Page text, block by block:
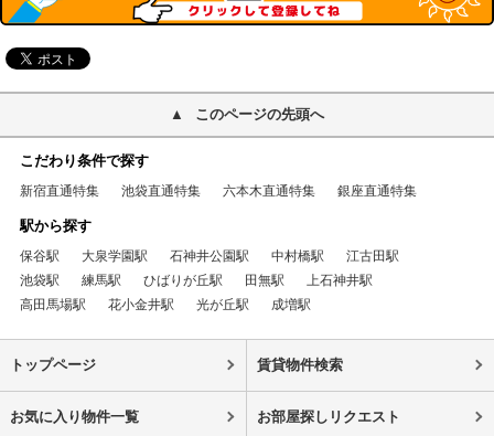
このページの先頭へ
こだわり条件で探す
新宿直通特集 池袋直通特集 六本木直通特集 銀座直通特集
駅から探す
保谷駅 大泉学園駅 石神井公園駅 中村橋駅
江古田駅
池袋駅
練馬駅 ひばりが丘駅 田無駅
上石神井駅
高田馬場駅
花小金井駅 光が丘駅 成増駅
トップページ 賃貸物件検索
お気に入り物件一覧 お部屋探しリクエスト